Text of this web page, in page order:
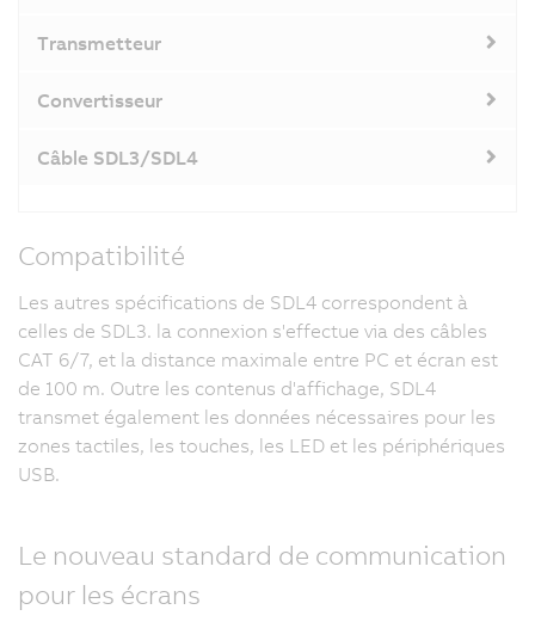
Transmetteur
Convertisseur
Câble SDL3/SDL4
Compatibilité
Les autres spécifications de SDL4 correspondent à
celles de SDL3. la connexion s'effectue via des câbles
CAT 6/7, et la distance maximale entre PC et écran est
de 100 m. Outre les contenus d'affichage, SDL4
transmet également les données nécessaires pour les
zones tactiles, les touches, les LED et les périphériques
USB.
Le nouveau standard de communication
pour les écrans